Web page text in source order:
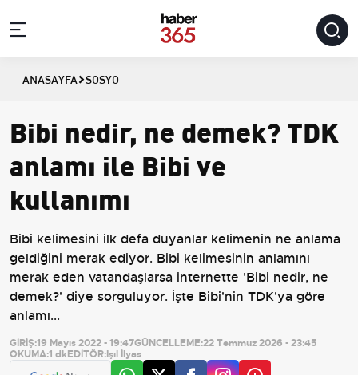
ANASAYFA SOSYO
Bibi nedir, ne demek? TDK
anlamı ile Bibi ve
kullanımı
Bibi kelimesini ilk defa duyanlar kelimenin ne anlama
geldiğini merak ediyor. Bibi kelimesinin anlamını
merak eden vatandaşlarsa internette 'Bibi nedir, ne
demek?' diye sorguluyor. İşte Bibi'nin TDK'ya göre
anlamı...
GİRİŞ:19 Mayıs 2022 - 19:47GÜNCELLEME:22 Temmuz 2026 - 23:45
OKUMA:1 dkEDİTÖR:Işıl İlyas